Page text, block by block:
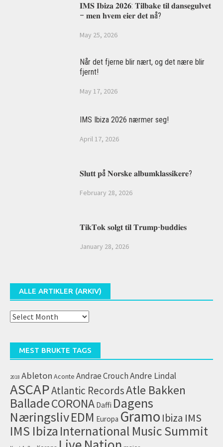
𝐈𝐌𝐒 𝐈𝐛𝐢𝐳𝐚 𝟐𝟎𝟐𝟔: 𝐓𝐢𝐥𝐛𝐚𝐤𝐞 𝐭𝐢𝐥 𝐝𝐚𝐧𝐬𝐞𝐠𝐮𝐥𝐯𝐞𝐭
– 𝐦𝐞𝐧 𝐡𝐯𝐞𝐦 𝐞𝐢𝐞𝐫 𝐝𝐞𝐭 𝐧å?
May 25, 2026
Når det fjerne blir nært, og det nære blir
fjernt!
May 17, 2026
IMS Ibiza 2026 nærmer seg!
April 17, 2026
𝐒𝐥𝐮𝐭𝐭 𝐩å 𝐍𝐨𝐫𝐬𝐤𝐞 𝐚𝐥𝐛𝐮𝐦𝐤𝐥𝐚𝐬𝐬𝐢𝐤𝐞𝐫𝐞?
February 28, 2026
𝐓𝐢𝐤𝐓𝐨𝐤 𝐬𝐨𝐥𝐠𝐭 𝐭𝐢𝐥 𝐓𝐫𝐮𝐦𝐩-𝐛𝐮𝐝𝐝𝐢𝐞𝐬
January 28, 2026
ALLE ARTIKLER (ARKIV)
Alle
MEST BRUKTE TAGS
2018 Ableton Aconte Andrae CrouchAndre Lindal
ASCAPAtlantic RecordsAtle Bakken
BalladeCORONA Daffi Dagens
NæringslivEDM Europa Gramo Ibiza IMS
IMS Ibiza International Music Summit